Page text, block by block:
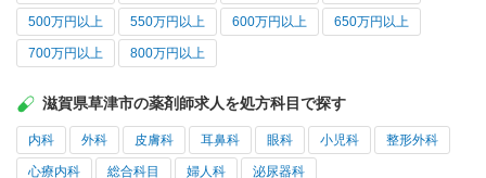
500万円以上 550万円以上 600万円以上 650万円以上
700万円以上 800万円以上
滋賀県草津市の薬剤師求人を処方科目で探す
内科 外科 皮膚科 耳鼻科 眼科 小児科 整形外科
心療内科 総合科目 婦人科 泌尿器科